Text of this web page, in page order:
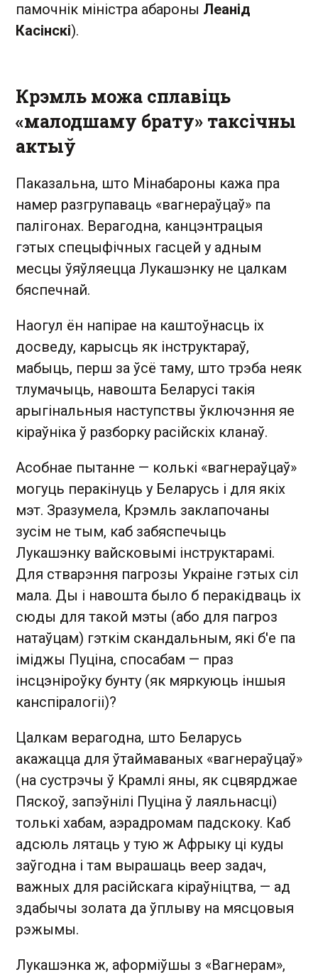
памочнік міністра абароны Леанід
Касінскі).
Крэмль можа сплавіць
«малодшаму брату» таксічны
актыў
Паказальна, што Мінабароны кажа пра
намер разгрупаваць «вагнераўцаў» па
палігонах. Верагодна, канцэнтрацыя
гэтых спецыфічных гасцей у адным
месцы ўяўляецца Лукашэнку не цалкам
бяспечнай.
Наогул ён напірае на каштоўнасць іх
досведу, карысць як інструктараў,
мабыць, перш за ўсё таму, што трэба неяк
тлумачыць, навошта Беларусі такія
арыгінальныя наступствы ўключэння яе
кіраўніка ў разборку расійскіх кланаў.
Асобнае пытанне — колькі «вагнераўцаў»
могуць перакінуць у Беларусь і для якіх
мэт. Зразумела, Крэмль заклапочаны
зусім не тым, каб забяспечыць
Лукашэнку вайсковымі інструктарамі.
Для стварэння пагрозы Украіне гэтых сіл
мала. Ды і навошта было б перакідваць іх
сюды для такой мэты (або для пагроз
натаўцам) гэткім скандальным, які б'е па
іміджы Пуціна, спосабам — праз
інсцэніроўку бунту (як мяркуюць іншыя
канспіралогіі)?
Цалкам верагодна, што Беларусь
акажацца для ўтаймаваных «вагнераўцаў»
(на сустрэчы ў Крамлі яны, як сцвярджае
Пяскоў, запэўнілі Пуціна ў лаяльнасці)
толькі хабам, аэрадромам падскоку. Каб
адсюль лятаць у тую ж Афрыку ці куды
заўгодна і там вырашаць веер задач,
важных для расійскага кіраўніцтва, — ад
здабычы золата да ўплыву на мясцовыя
рэжымы.
Лукашэнка ж, аформіўшы з «Вагнерам»,